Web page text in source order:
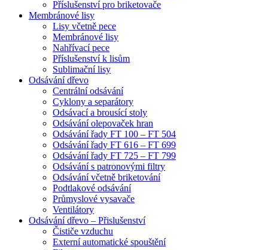
Příslušenství pro briketovače
Membránové lisy
Lisy včetně pece
Membránové lisy
Nahřívací pece
Příslušenství k lisům
Sublimační lisy
Odsávání dřevo
Centrální odsávání
Cyklony a separátory
Odsávací a brousící stoly
Odsávání olepovaček hran
Odsávání řady FT 100 – FT 504
Odsávání řady FT 616 – FT 699
Odsávání řady FT 725 – FT 799
Odsávání s patronovými filtry
Odsávání včetně briketování
Podtlakové odsávání
Průmyslové vysavače
Ventilátory
Odsávání dřevo – Přislušenství
Čističe vzduchu
Externí automatické spouštění